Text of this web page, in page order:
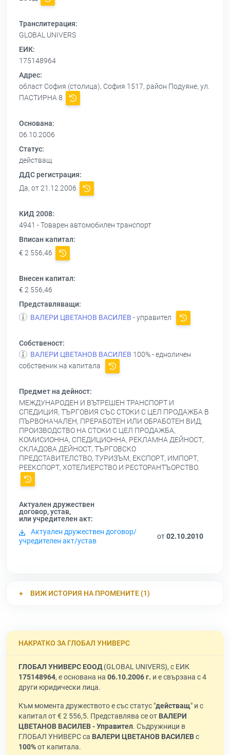
Транслитерация:
GLOBAL UNIVERS
ЕИК:
175148964
Адрес:
област София (столица), София 1517, район Подуяне, ул.
ПАСТИРНА 8
Основана:
06.10.2006
Статус:
действащ
ДДС регистрация:
Да, от 21.12.2006
КИД 2008:
4941 - Товарен автомобилен транспорт
Вписан капитал:
€ 2 556,46
Внесен капитал:
€ 2 556,46
Представляващи:
ВАЛЕРИ ЦВЕТАНОВ ВАСИЛЕВ - управител
Собственост:
ВАЛЕРИ ЦВЕТАНОВ ВАСИЛЕВ 100% - едноличен
собственик на капитала
Предмет на дейност:
МЕЖДУНАРОДЕН И ВЪТРЕШЕН ТРАНСПОРТ И
СПЕДИЦИЯ, ТЪРГОВИЯ СЪС СТОКИ С ЦЕЛ ПРОДАЖБА В
ПЪРВОНАЧАЛЕН, ПРЕРАБОТЕН ИЛИ ОБРАБОТЕН ВИД,
ПРОИЗВОДСТВО НА СТОКИ С ЦЕЛ ПРОДАЖБА,
КОМИСИОННА, СПЕДИЦИОННА, РЕКЛАМНА ДЕЙНОСТ,
СКЛАДОВА ДЕЙНОСТ, ТЪРГОВСКО
ПРЕДСТАВИТЕЛСТВО, ТУРИЗЪМ, ЕКСПОРТ, ИМПОРТ,
РЕЕКСПОРТ, ХОТЕЛИЕРСТВО И РЕСТОРАНТЪОРСТВО.
Актуален дружествен
договор, устав,
или учредителен акт:
Актуален дружествен договор/
учредителен акт/устав
от02.10.2010
ВИЖ ИСТОРИЯ НА ПРОМЕНИТЕ (1)
НАКРАТКО ЗА ГЛОБАЛ УНИВЕРС
ГЛОБАЛ УНИВЕРС ЕООД(GLOBAL UNIVERS), с ЕИК
175148964, е основана на 06.10.2006 г. и е свързана с 4
други юридически лица.
Към момента дружеството е със статус "действащ" и с
капитал от € 2 556,5. Представлява се от ВАЛЕРИ
ЦВЕТАНОВ ВАСИЛЕВ - Управител. Съдружници в
ГЛОБАЛ УНИВЕРС са ВАЛЕРИ ЦВЕТАНОВ ВАСИЛЕВс
100%от капитала.